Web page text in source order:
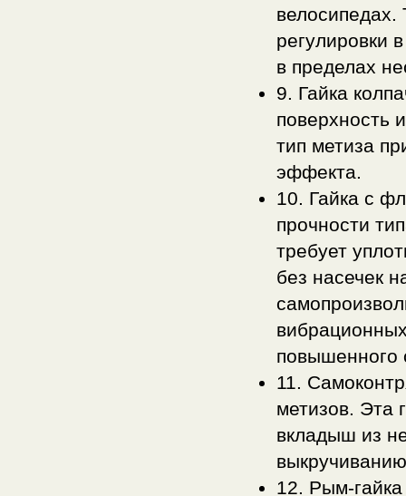
велосипедах.
регулировки
в пределах
9. Гайка
поверхность
тип метиза
эффекта.
10. Гайка с
прочности
требует
без насечек
повышенного
11.
метизов. Эта
вкладыш из
12. Рым-